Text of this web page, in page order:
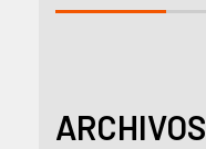
ARCHIVOS